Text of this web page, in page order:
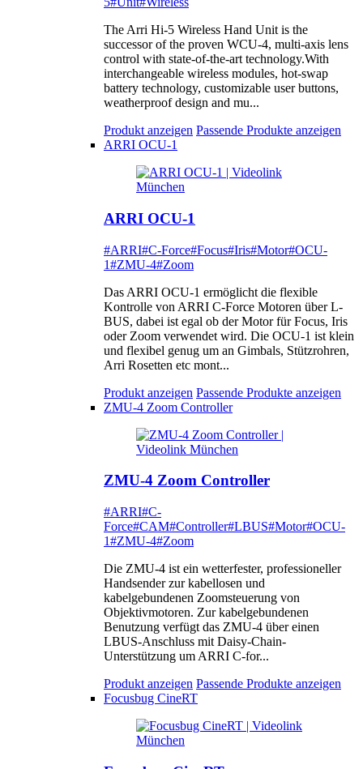
The Arri Hi-5 Wireless Hand Unit is the
successor of the proven WCU-4, multi-axis lens
control with state-of-the-art technology.With
interchangeable wireless modules, hot-swap
battery technology, customizable user buttons,
weatherproof design and mu...
Produkt anzeigen Passende Produkte anzeigen
ARRI OCU-1
ARRI OCU-1
#ARRI#C-Force#Focus#Iris#Motor#OCU-
1#ZMU-4#Zoom
Das ARRI OCU-1 ermöglicht die flexible
Kontrolle von ARRI C-Force Motoren über L-
BUS, dabei ist egal ob der Motor für Focus, Iris
oder Zoom verwendet wird. Die OCU-1 ist klein
und flexibel genug um an Gimbals, Stützrohren,
Arri Rosetten etc mont...
Produkt anzeigen Passende Produkte anzeigen
ZMU-4 Zoom Controller
ZMU-4 Zoom Controller
#ARRI#C-
Force#CAM#Controller#LBUS#Motor#OCU-
1#ZMU-4#Zoom
Die ZMU-4 ist ein wetterfester, professioneller
Handsender zur kabellosen und
kabelgebundenen Zoomsteuerung von
Objektivmotoren. Zur kabelgebundenen
Benutzung verfügt das ZMU-4 über einen
LBUS-Anschluss mit Daisy-Chain-
Unterstützung um ARRI C-for...
Produkt anzeigen Passende Produkte anzeigen
Focusbug CineRT